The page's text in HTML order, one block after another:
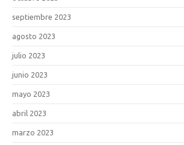
septiembre 2023
agosto 2023
julio 2023
junio 2023
mayo 2023
abril 2023
marzo 2023